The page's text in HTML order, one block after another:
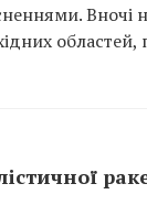
Вночі